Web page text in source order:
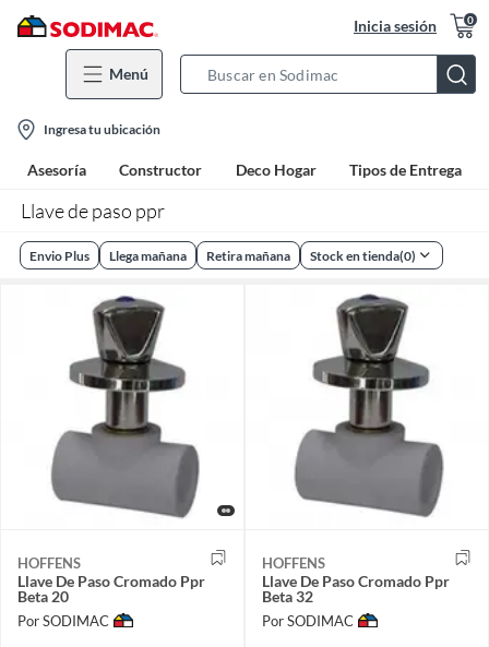
Inicia sesión 0
Menú
Bar
location-
icon
Ingresa tu ubicación
Asesoría Constructor Deco Hogar Tipos de Entrega
Llave de paso ppr
Envio Plus Llega mañana Retira mañana Stock en tienda(0)
HOFFENS
Llave De Paso Cromado Ppr
Beta 20
Por SODIMAC
HOFFENS
Llave De Paso Cromado Ppr
Beta 32
Por SODIMAC